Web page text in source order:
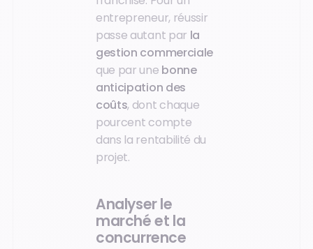
entrepreneur, réussir
passe autant par la
gestion commerciale
que par une bonne
anticipation des
coûts, dont chaque
pourcent compte
dans la rentabilité du
projet.
Analyser le
marché et la
concurrence